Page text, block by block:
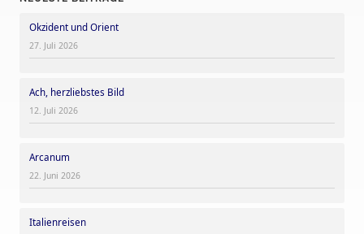
Okzident und Orient
27. Juli 2026
Ach, herzliebstes Bild
12. Juli 2026
Arcanum
22. Juni 2026
Italienreisen